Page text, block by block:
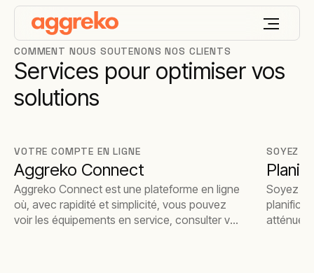
COMMENT NOUS SOUTENONS NOS CLIENTS
Services pour optimiser vos
solutions
VOTRE COMPTE EN LIGNE
Aggreko Connect
Aggreko Connect est une plateforme en ligne
où, avec rapidité et simplicité, vous pouvez
voir les équipements en service, consulter vos
SOYEZ
Soyez